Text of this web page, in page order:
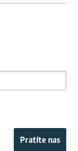
Pratite nas